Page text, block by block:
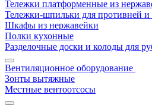
Тележки платформенные из
Тележки-шпильки для противней и
Шкафы из нержавейки
Полки кухонные
Разделочные доски и колоды для
Вентиляционное оборудование
Зонты вытяжные
Местные вентоотсосы